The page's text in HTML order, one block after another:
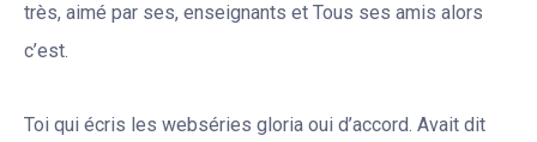
très, aimé par ses, enseignants et Tous ses amis alors
c’est.
Toi qui écris les webséries gloria oui d’accord. Avait dit